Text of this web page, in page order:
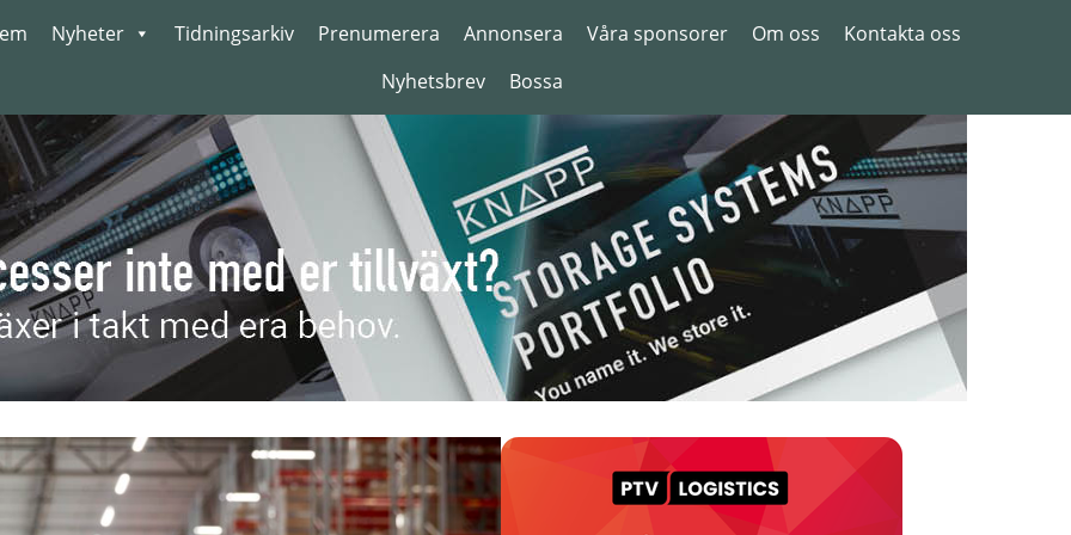
Nyheter Tidningsarkiv Prenumerera Annonsera Våra sponsorer Om oss
Kontakta oss
Nyhetsbrev
Bossa